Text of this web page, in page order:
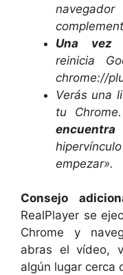
navegador
Una vez
reinicia
chrome://
Verás una
tu Chrome.
empezar».
Consejo
RealPlayer se
Chrome y
abras el vídeo,
algún lugar cerca